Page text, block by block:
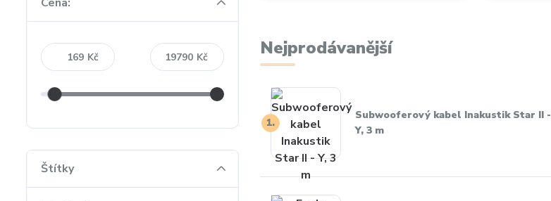
Nejprodávanější
1.
Subwooferový kabel Inakustik Star II -
Y, 3 m
Kč Kč
Štítky